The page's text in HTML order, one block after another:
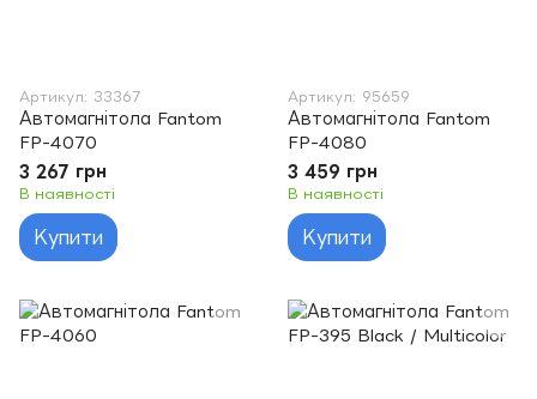
Артикул: 33367
Автомагнітола Fantom
FP-4070
3 267 грн
В наявності
Купити
Артикул: 95659
Автомагнітола Fantom
FP-4080
3 459 грн
В наявності
Купити